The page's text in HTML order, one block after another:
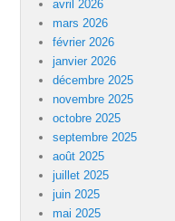
avril 2026
mars 2026
février 2026
janvier 2026
décembre 2025
novembre 2025
octobre 2025
septembre 2025
août 2025
juillet 2025
juin 2025
mai 2025